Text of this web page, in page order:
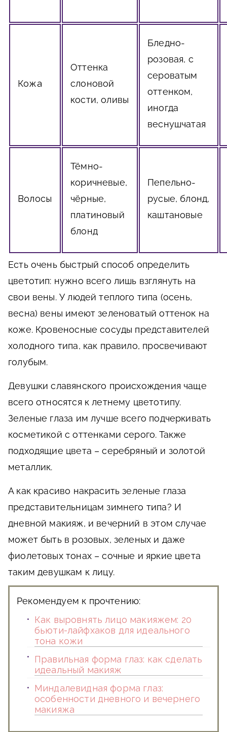
Кожа
Оттенка
слоновой
кости, оливы
Бледно-
розовая, с
сероватым
оттенком,
иногда
веснушчатая
Волосы
Тёмно-
коричневые,
чёрные,
платиновый
блонд
Пепельно-
русые, блонд,
каштановые
Есть очень быстрый способ определить
цветотип: нужно всего лишь взглянуть на
свои вены. У людей теплого типа (осень,
весна) вены имеют зеленоватый оттенок на
коже. Кровеносные сосуды представителей
холодного типа, как правило, просвечивают
голубым.
Девушки славянского происхождения чаще
всего относятся к летнему цветотипу.
Зеленые глаза им лучше всего подчеркивать
косметикой с оттенками серого. Также
подходящие цвета – серебряный и золотой
металлик.
А как красиво накрасить зеленые глаза
представительницам зимнего типа? И
дневной макияж, и вечерний в этом случае
может быть в розовых, зеленых и даже
фиолетовых тонах – сочные и яркие цвета
таким девушкам к лицу.
Рекомендуем к прочтению:
Как выровнять лицо макияжем: 20
бьюти-лайфхаков для идеального
тона кожи
Правильная форма глаз: как сделать
идеальный макияж
Миндалевидная форма глаз:
особенности дневного и вечернего
макияжа